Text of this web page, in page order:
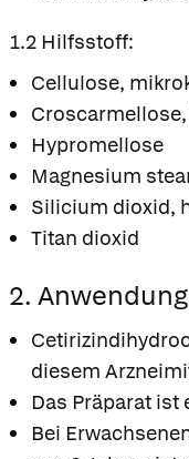
1.2 Hilfsstoff:
Cellulose,
Hypromellose
Magnesium
Silicium dioxid,
Titan dioxid
2.
diesem
Das Präparat
Bei